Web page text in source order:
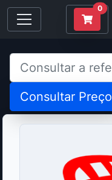
0
Consultar Preço